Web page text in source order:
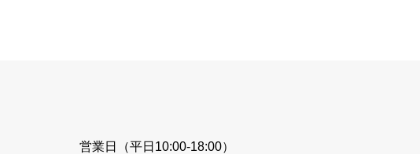
営業日（平日10:00-18:00）